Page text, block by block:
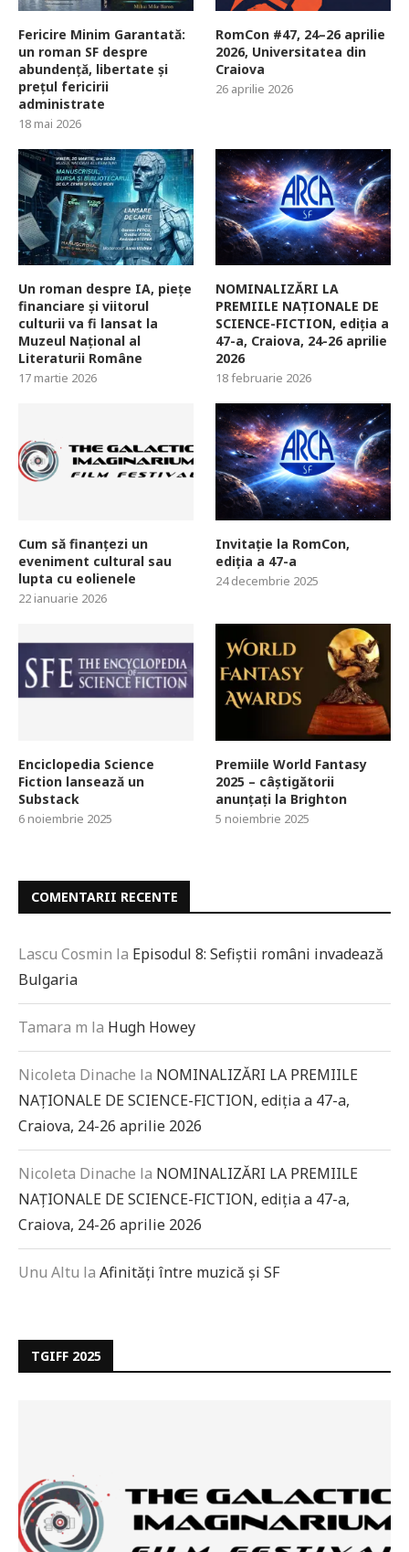
Fericire Minim Garantată:
un roman SF despre
abundență, libertate și
prețul fericirii
administrate
18 mai 2026
RomCon #47, 24–26 aprilie
2026, Universitatea din
Craiova
26 aprilie 2026
Un roman despre IA, piețe
financiare și viitorul
culturii va fi lansat la
Muzeul Național al
Literaturii Române
17 martie 2026
NOMINALIZĂRI LA
PREMIILE NAȚIONALE DE
SCIENCE-FICTION, ediția a
47-a, Craiova, 24-26 aprilie
2026
18 februarie 2026
Cum să finanțezi un
eveniment cultural sau
lupta cu eolienele
22 ianuarie 2026
Invitație la RomCon,
ediția a 47-a
24 decembrie 2025
Enciclopedia Science
Fiction lansează un
Substack
6 noiembrie 2025
Premiile World Fantasy
2025 – câștigătorii
anunțați la Brighton
5 noiembrie 2025
COMENTARII RECENTE
Lascu Cosmin la Episodul 8: Sefiștii români invadează
Bulgaria
Tamara m la Hugh Howey
Nicoleta Dinache la NOMINALIZĂRI LA PREMIILE
NAȚIONALE DE SCIENCE-FICTION, ediția a 47-a,
Craiova, 24-26 aprilie 2026
Nicoleta Dinache la NOMINALIZĂRI LA PREMIILE
NAȚIONALE DE SCIENCE-FICTION, ediția a 47-a,
Craiova, 24-26 aprilie 2026
Unu Altu la Afinități între muzică și SF
TGIFF 2025